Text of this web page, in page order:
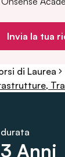
Invia la tua
di Laurea
3 Anni
durata